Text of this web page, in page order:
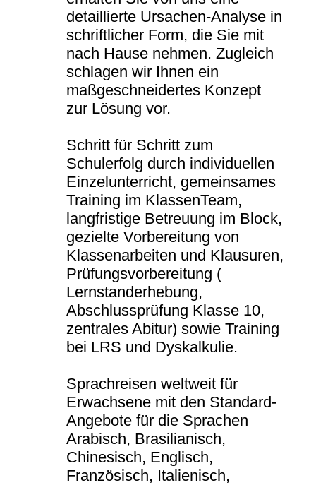
detaillierte Ursachen-Analyse in
schriftlicher Form, die Sie mit
nach Hause nehmen. Zugleich
schlagen wir Ihnen ein
maßgeschneidertes Konzept
zur Lösung vor.
Schritt für Schritt zum
Schulerfolg durch individuellen
Einzelunterricht, gemeinsames
Training im KlassenTeam,
langfristige Betreuung im Block,
gezielte Vorbereitung von
Klassenarbeiten und Klausuren,
Prüfungsvorbereitung (
Lernstanderhebung,
Abschlussprüfung Klasse 10,
zentrales Abitur) sowie Training
bei LRS und Dyskalkulie.
Sprachreisen weltweit für
Erwachsene mit den Standard-
Angebote für die Sprachen
Arabisch, Brasilianisch,
Chinesisch, Englisch,
Französisch, Italienisch,